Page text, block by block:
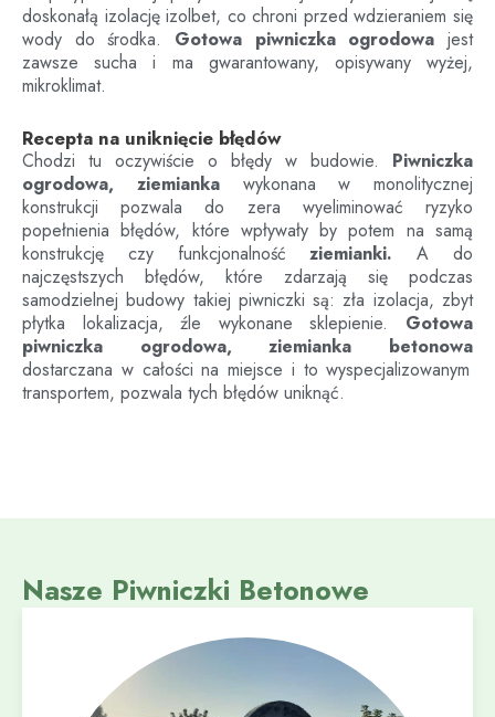
doskonałą izolację izolbet, co chroni przed wdzieraniem się
wody do środka. Gotowa piwniczka ogrodowa jest
zawsze sucha i ma gwarantowany, opisywany wyżej,
mikroklimat.
Recepta na uniknięcie błędów
Chodzi tu oczywiście o błędy w budowie. Piwniczka
ogrodowa, ziemiankawykonana w monolitycznej
konstrukcji pozwala do zera wyeliminować ryzyko
popełnienia błędów, które wpływały by potem na samą
konstrukcję czy funkcjonalnośćziemianki. A do
najczęstszych błędów, które zdarzają się podczas
samodzielnej budowy takiej piwniczki są: zła izolacja, zbyt
płytka lokalizacja, źle wykonane sklepienie. Gotowa
piwniczka ogrodowa, ziemianka betonowa
dostarczana w całości na miejsce i to wyspecjalizowanym
transportem, pozwala tych błędów uniknąć.
Nasze Piwniczki Betonowe